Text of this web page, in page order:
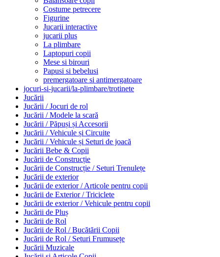
Costume petrecere
Figurine
Jucarii interactive
jucarii plus
La plimbare
Laptopuri copii
Mese si birouri
Papusi si bebelusi
premergatoare si antimergatoare
jocuri-si-jucarii/la-plimbare/trotinete
Jucării
Jucării / Jocuri de rol
Jucării / Modele la scară
Jucării / Păpuși și Accesorii
Jucării / Vehicule și Circuite
Jucării / Vehicule și Seturi de joacă
Jucării Bebe & Copii
Jucării de Construcție
Jucării de Construcție / Seturi Trenulețe
Jucării de exterior
Jucării de exterior / Articole pentru copii
Jucării de Exterior / Triciclete
Jucării de exterior / Vehicule pentru copii
Jucării de Pluș
Jucării de Rol
Jucării de Rol / Bucătării Copii
Jucării de Rol / Seturi Frumusețe
Jucării Muzicale